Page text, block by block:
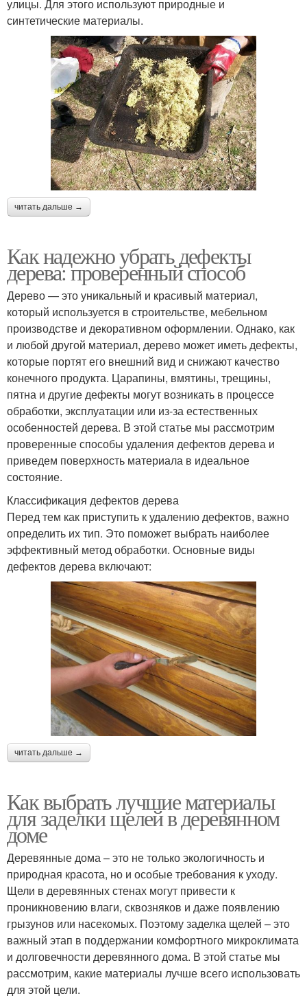
улицы. Для этого используют природные и
синтетические материалы.
читать дальше →
Как надежно убрать дефекты
дерева: проверенный способ
Дерево — это уникальный и красивый материал,
который используется в строительстве, мебельном
производстве и декоративном оформлении. Однако, как
и любой другой материал, дерево может иметь дефекты,
которые портят его внешний вид и снижают качество
конечного продукта. Царапины, вмятины, трещины,
пятна и другие дефекты могут возникать в процессе
обработки, эксплуатации или из-за естественных
особенностей дерева. В этой статье мы рассмотрим
проверенные способы удаления дефектов дерева и
приведем поверхность материала в идеальное
состояние.
Классификация дефектов дерева
Перед тем как приступить к удалению дефектов, важно
определить их тип. Это поможет выбрать наиболее
эффективный метод обработки. Основные виды
дефектов дерева включают:
читать дальше →
Как выбрать лучшие материалы
для заделки щелей в деревянном
доме
Деревянные дома – это не только экологичность и
природная красота, но и особые требования к уходу.
Щели в деревянных стенах могут привести к
проникновению влаги, сквозняков и даже появлению
грызунов или насекомых. Поэтому заделка щелей – это
важный этап в поддержании комфортного микроклимата
и долговечности деревянного дома. В этой статье мы
рассмотрим, какие материалы лучше всего использовать
для этой цели.